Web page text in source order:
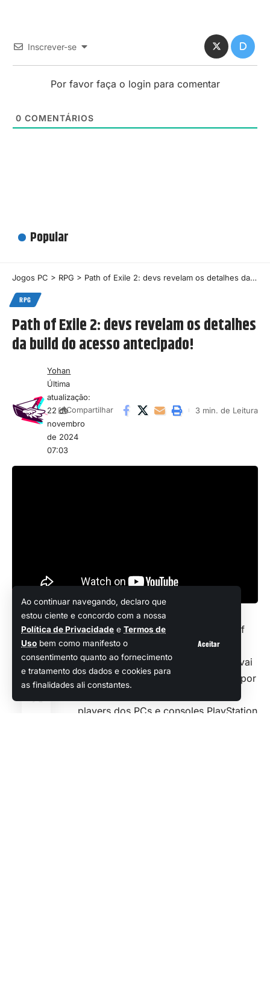
Ao continuar navegando, declaro que
estou ciente e concordo com a nossa
Política de Privacidade e Termos de
Uso bem como manifesto o
consentimento quanto ao fornecimento
e tratamento dos dados e cookies para
as finalidades ali constantes.
Aceitar
Inscrever-se
Por favor faça o login para comentar
0 COMENTÁRIOS
Popular
Jogos PC > RPG > Path of Exile 2: devs revelam os detalhes da build do acesso antecipado!
RPG
Path of Exile 2: devs revelam os detalhes
da build do acesso antecipado!
Última
atualização:
22 de
novembro
de 2024
07:03
Yohan
Compartilhar 3 min. de Leitura
Compartilhar
Como todos os fãs do ótimo Path of
Exile bem sabem, no dia 06 de
dezembro, a Grinding Gear Games vai
liberar o aguardado
por
players dos PCs e consoles PlayStation